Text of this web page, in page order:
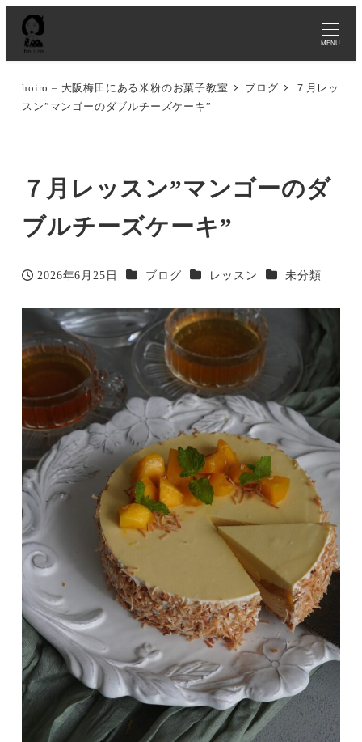
MENU
hoiro – 大阪梅田にある米粉のお菓子教室 ブログ
７月レッ
スン”マンゴーのダブルチーズケーキ”
７月レッスン”マンゴーのダ
ブルチーズケーキ”
投稿日
2026年6月25日 カテゴリー
ブログ カテゴリー
レッスン カテゴリー
未分類